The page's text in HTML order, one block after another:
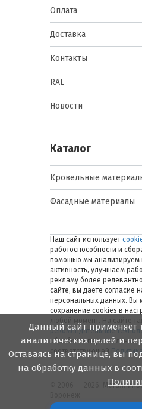
Оплата
Доставка
Контакты
RAL
Новости
Каталог
Кровельные
Фасадные материалы
Наш сайт использует
работоспособности и
помощью мы анализируем
активность, улучшаем
рекламу более
сайте, вы даете согласие
персональных данных. Вы
сохранение cookies в
рекомендательные
обработке персональных
соответствующей
© 2006 — 2026.
Данный сайт применяет
аналитических целей и
Оставаясь на странице, вы
на обработку данных в